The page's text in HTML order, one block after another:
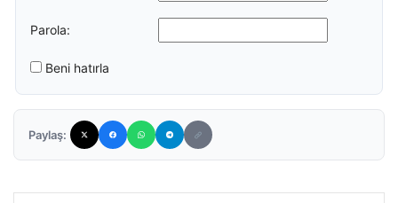
Parola:
Beni hatırla
Paylaş: